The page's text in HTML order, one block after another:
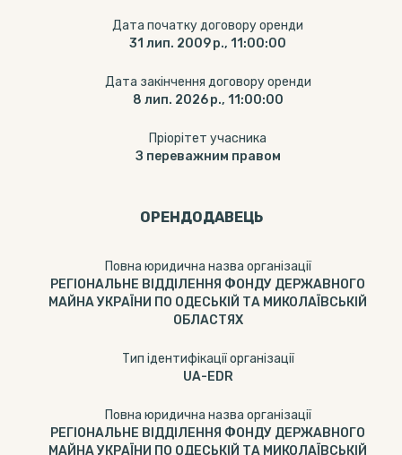
Дата початку договору оренди
31 лип. 2009 р., 11:00:00
Дата закінчення договору оренди
8 лип. 2026 р., 11:00:00
Пріорітет учасника
З переважним правом
ОРЕНДОДАВЕЦЬ
Повна юридична назва організації
РЕГІОНАЛЬНЕ ВІДДІЛЕННЯ ФОНДУ ДЕРЖАВНОГО
МАЙНА УКРАЇНИ ПО ОДЕСЬКІЙ ТА МИКОЛАЇВСЬКІЙ
ОБЛАСТЯХ
Тип ідентифікації організації
UA-EDR
Повна юридична назва організації
РЕГІОНАЛЬНЕ ВІДДІЛЕННЯ ФОНДУ ДЕРЖАВНОГО
МАЙНА УКРАЇНИ ПО ОДЕСЬКІЙ ТА МИКОЛАЇВСЬКІЙ